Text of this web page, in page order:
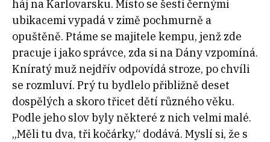
háj na Karlovarsku. Místo se šesti černými
ubikacemi vypadá v zimě pochmurně a
opuštěně. Ptáme se majitele kempu, jenž zde
pracuje i jako správce, zda si na Dány vzpomíná.
Kníratý muž nejdřív odpovídá stroze, po chvíli
se rozmluví. Prý tu bydlelo přibližně deset
dospělých a skoro třicet dětí různého věku.
Podle jeho slov byly některé z nich velmi malé.
„Měli tu dva, tři kočárky,“ dodává. Myslí si, že s